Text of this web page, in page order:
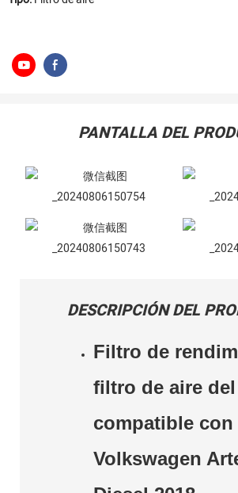
PANTALLA DEL
DESCRIPCIÓN DEL
Filtro de
filtro de aire
compatible con
Volkswagen